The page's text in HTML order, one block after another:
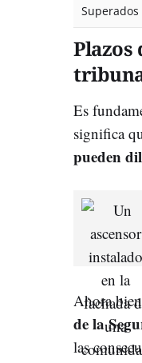
Superados
Plazos
Es
significa
pueden
Ahora
de la
las